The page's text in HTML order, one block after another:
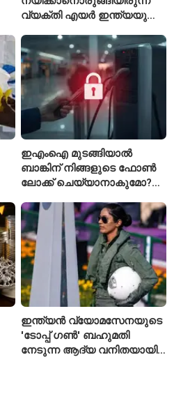
വ്യക്തി എയർ ഇന്ത്യയുടെ
ഇഎംഐ മുടങ്ങിയാൽ
ബാങ്കിന് നിങ്ങളുടെ ഫോൺ
ലോക്ക് ചെയ്യാനാകുമോ?
ചട്ടങ്ങൾ ഇങ്ങനെ
ഇന്ത്യൻ വ്യോമസേനയുടെ
'ടോപ്പ് ഗൺ' ബഹുമതി
നേടുന്ന ആദ്യ വനിതയായി